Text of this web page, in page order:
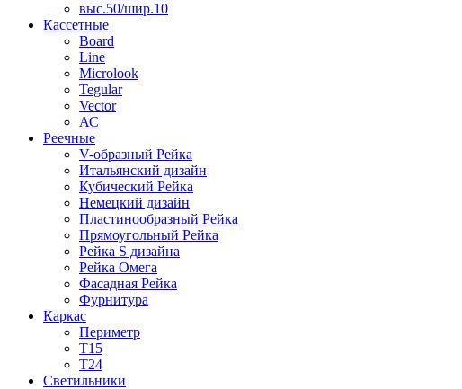
выс.50/шир.10
Кассетные
Board
Line
Microlook
Tegular
Vector
АС
Реечные
V-образный Рейка
Итальянский дизайн
Кубический Рейка
Немецкий дизайн
Пластинообразный Рейка
Прямоугольный Рейка
Рейка S дизайна
Рейка Омега
Фасадная Рейка
Фурнитура
Каркас
Периметр
Т15
Т24
Светильники